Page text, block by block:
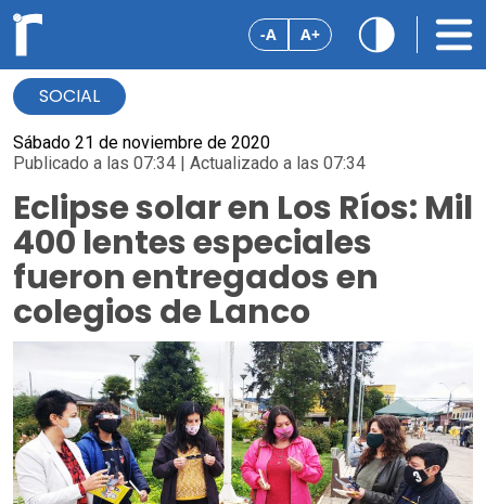
-A A+
SOCIAL
Sábado 21 de noviembre de 2020
Publicado a las 07:34 | Actualizado a las 07:34
Eclipse solar en Los Ríos: Mil
400 lentes especiales
fueron entregados en
colegios de Lanco